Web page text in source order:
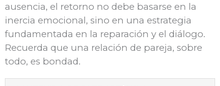
ausencia, el retorno no debe basarse en la
inercia emocional, sino en una estrategia
fundamentada en la reparación y el diálogo.
Recuerda que una relación de pareja, sobre
todo, es bondad.